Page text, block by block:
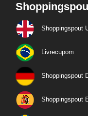
Shoppingspout
Livrecupom
Shoppingspout
Shoppingspout